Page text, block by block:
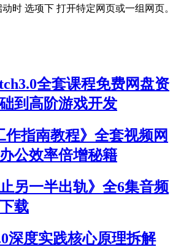
时 选项下 打开特定网页或一组网页。
全套课程免费网盘资
到高阶游戏开发
作指南教程》全套视频网
公效率倍增秘籍
另一半出轨》全6集音频
载
深度实践核心原理拆解